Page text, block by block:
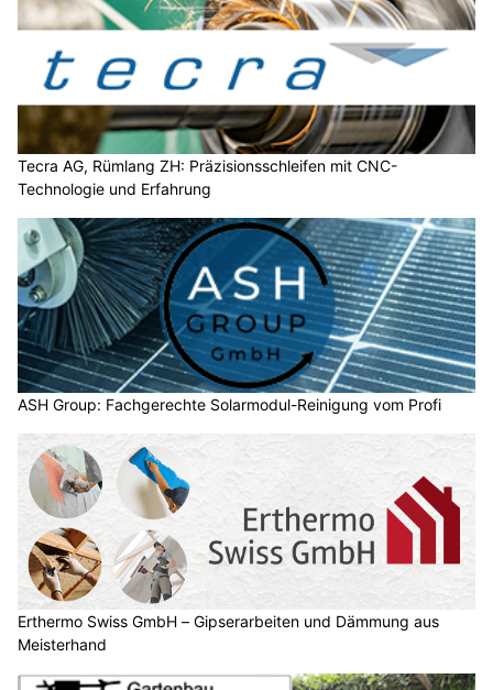
Tecra AG, Rümlang ZH: Präzisionsschleifen mit CNC-
Technologie und Erfahrung
ASH Group: Fachgerechte Solarmodul-Reinigung vom Profi
Erthermo Swiss GmbH – Gipserarbeiten und Dämmung aus
Meisterhand